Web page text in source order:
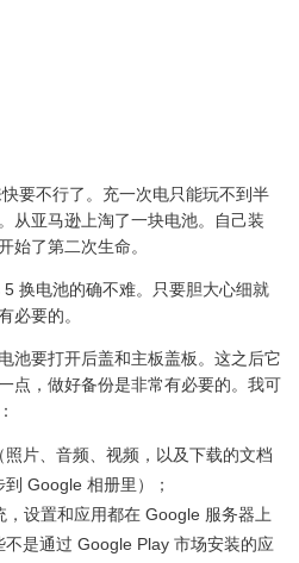
要不行了。充一次电只能玩不到半
从亚马逊上淘了一块电池。自己装
始了第二次生命。
换电池的确不难。只要胆大心细就
必要的。
池要打开后盖和主板盖板。这之后它
点，做好备份是非常有必要的。我可
片、音频、视频，以及下载的文档
Google 相册里）；
设置和应用都在 Google 服务器上
是通过 Google Play 市场安装的应